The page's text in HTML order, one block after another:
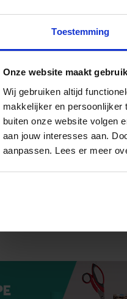
Toestemming
Onze website maakt
Wij gebruiken altijd
makkelijker en persoonlijker
buiten onze website volgen
aan jouw interesses aan.
aanpassen. Lees er meer